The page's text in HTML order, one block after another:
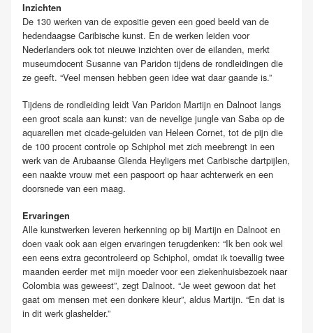
Inzichten
De 130 werken van de expositie geven een goed beeld van de
hedendaagse Caribische kunst. En de werken leiden voor
Nederlanders ook tot nieuwe inzichten over de eilanden, merkt
museumdocent Susanne van Paridon tijdens de rondleidingen die
ze geeft. “Veel mensen hebben geen idee wat daar gaande is.”
Tijdens de rondleiding leidt Van Paridon Martijn en Dalnoot langs
een groot scala aan kunst: van de nevelige jungle van Saba op de
aquarellen met cicade-geluiden van Heleen Cornet, tot de pijn die
de 100 procent controle op Schiphol met zich meebrengt in een
werk van de Arubaanse Glenda Heyligers met Caribische dartpijlen,
een naakte vrouw met een paspoort op haar achterwerk en een
doorsnede van een maag.
Ervaringen
Alle kunstwerken leveren herkenning op bij Martijn en Dalnoot en
doen vaak ook aan eigen ervaringen terugdenken: “Ik ben ook wel
een eens extra gecontroleerd op Schiphol, omdat ik toevallig twee
maanden eerder met mijn moeder voor een ziekenhuisbezoek naar
Colombia was geweest”, zegt Dalnoot. “Je weet gewoon dat het
gaat om mensen met een donkere kleur”, aldus Martijn. “En dat is
in dit werk glashelder.”